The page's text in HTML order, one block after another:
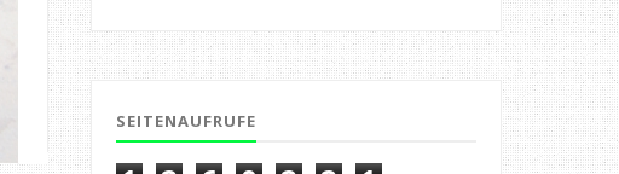
SEITENAUFRUFE